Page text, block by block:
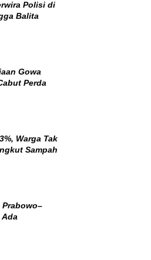
Polisi di
Balita
Gowa
Perda
Warga Tak
Sampah
Prabowo–
Ada